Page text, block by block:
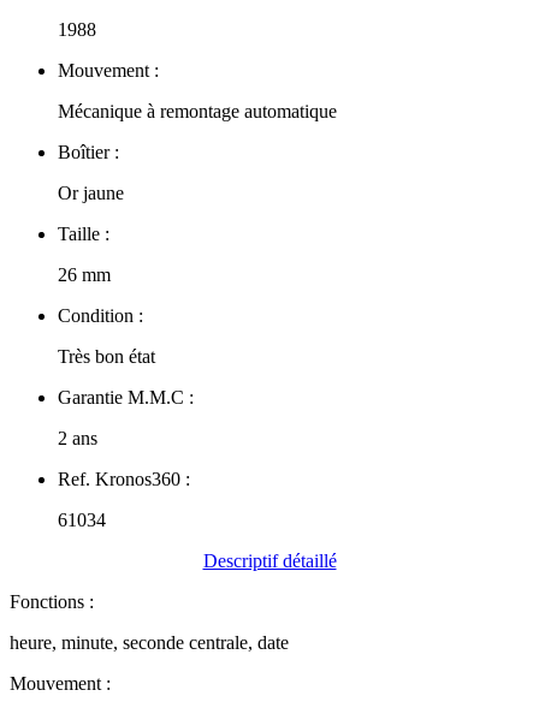
1988
Mouvement :
Mécanique à remontage automatique
Boîtier :
Or jaune
Taille :
26 mm
Condition :
Très bon état
Garantie M.M.C :
2 ans
Ref. Kronos360 :
61034
Descriptif détaillé
Fonctions :
heure, minute, seconde centrale, date
Mouvement :